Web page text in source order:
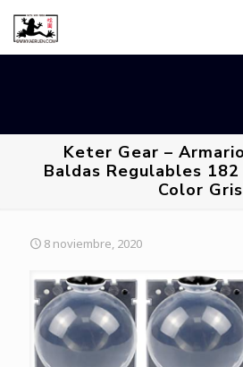
Keter Gear –
Baldas Regulables
Color Gris
8 noviembre, 2020